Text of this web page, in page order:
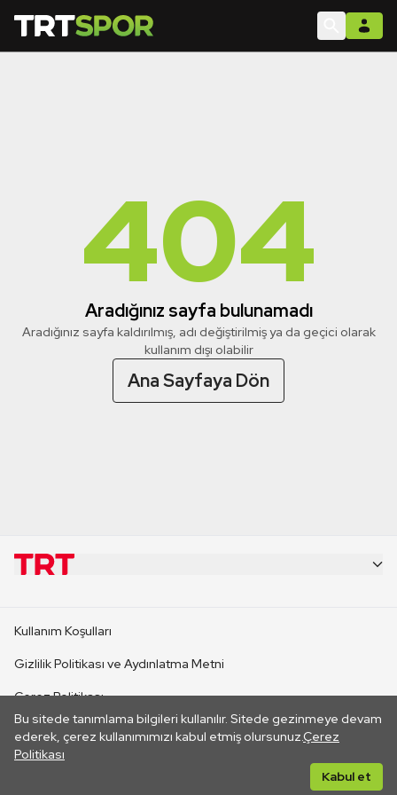
404
Aradığınız sayfa bulunamadı
Aradığınız sayfa kaldırılmış, adı değiştirilmiş ya da geçici olarak
kullanım dışı olabilir
Ana Sayfaya Dön
Bu sitede tanımlama bilgileri kullanılır. Sitede gezinmeye devam
ederek, çerez kullanımımızı kabul etmiş olursunuz.Çerez
Politikası
Kabul et
CANLI YAYINLAR
Kullanım Koşulları
Gizlilik Politikası ve Aydınlatma Metni
Çerez Politikası
İletişim
Her hakkı saklıdır. ©2026 TRT. Bağlantı yoluyla gidilen dış